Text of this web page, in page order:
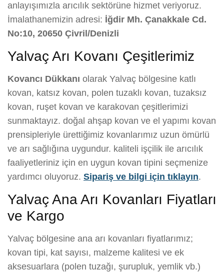
anlayışımızla arıcılık sektörüne hizmet veriyoruz.
İmalathanemizin adresi: İğdir Mh. Çanakkale Cd.
No:10, 20650 Çivril/Denizli
Yalvaç Arı Kovanı Çeşitlerimiz
Kovancı Dükkanı olarak Yalvaç bölgesine katlı
kovan, katsız kovan, polen tuzaklı kovan, tuzaksız
kovan, ruşet kovan ve karakovan çeşitlerimizi
sunmaktayız. doğal ahşap kovan ve el yapımı kovan
prensipleriyle ürettiğimiz kovanlarımız uzun ömürlü
ve arı sağlığına uygundur. kaliteli işçilik ile arıcılık
faaliyetleriniz için en uygun kovan tipini seçmenize
yardımcı oluyoruz. Sipariş ve bilgi için tıklayın.
Yalvaç Ana Arı Kovanları Fiyatları
ve Kargo
Yalvaç bölgesine ana arı kovanları fiyatlarımız;
kovan tipi, kat sayısı, malzeme kalitesi ve ek
aksesuarlara (polen tuzağı, şurupluk, yemlik vb.)